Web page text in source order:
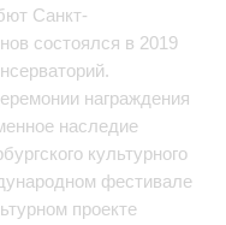
Санкт-
состоялся в 2019
награждения
наследие
культурного
фестивале
проекте